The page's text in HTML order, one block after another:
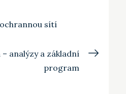
sítí
analýzy a základní
program